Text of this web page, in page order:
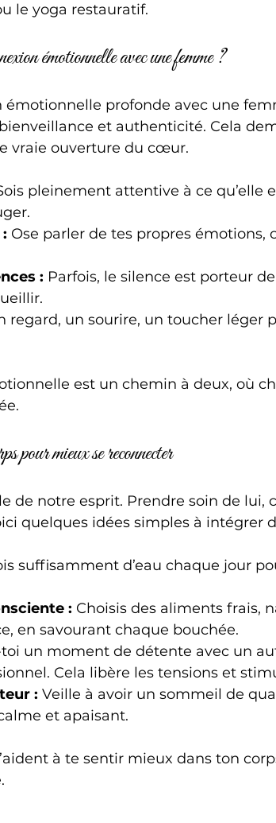
le yoga restauratif.
émotionnelle avec une femme ?
émotionnelle profonde avec une
et authenticité. Cela
vraie ouverture du cœur.
pleinement attentive à ce qu’elle
Ose parler de tes propres émotions,
: Parfois, le silence est porteur
regard, un sourire, un toucher léger
est un chemin à deux, où
pour mieux se reconnecter
de notre esprit. Prendre soin de lui,
quelques idées simples à intégrer
suffisamment d’eau chaque jour
: Choisis des aliments frais,
en savourant chaque bouchée.
un moment de détente avec un
Cela libère les tensions et
: Veille à avoir un sommeil de
et apaisant.
à te sentir mieux dans ton